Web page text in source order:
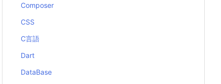
Composer
CSS
C言語
Dart
DataBase